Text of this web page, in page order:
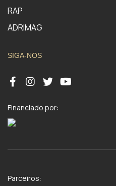
RAP
ADRIMAG
SIGA-NOS
Financiado por:
Parceiros: